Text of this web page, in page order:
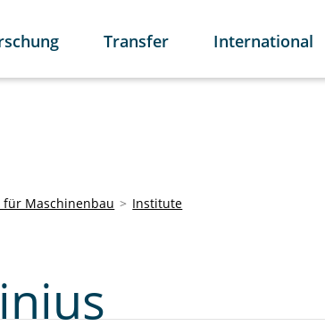
Transfer International
für Maschinenbau
Institute